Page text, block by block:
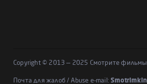
Copyright © 2013 — 2025 Смотрите фильмы
Почта для жалоб / Abuse e-mail: